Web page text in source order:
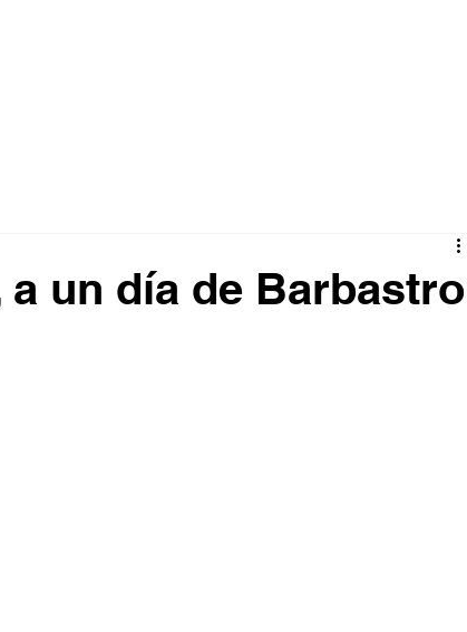
un día de Barbastro